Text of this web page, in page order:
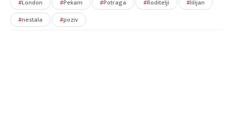
#London #Pekam #Potraga #Roditelji #lilijan
#nestala #poziv